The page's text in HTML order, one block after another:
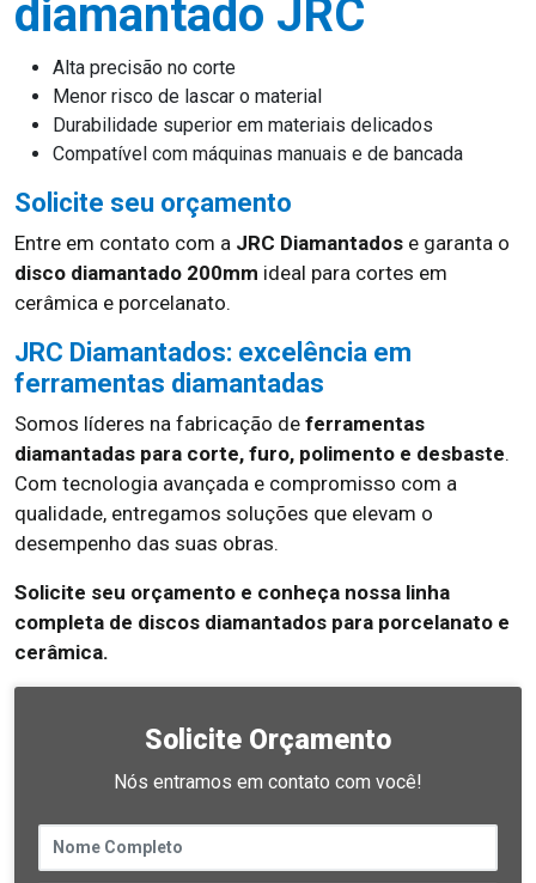
diamantado JRC
Alta precisão no corte
Menor risco de lascar o material
Durabilidade superior em materiais delicados
Compatível com máquinas manuais e de bancada
Solicite seu orçamento
Entre em contato com a JRC Diamantados e garanta o
disco diamantado 200mm ideal para cortes em
cerâmica e porcelanato.
JRC Diamantados: excelência em
ferramentas diamantadas
Somos líderes na fabricação de ferramentas
diamantadas para corte, furo, polimento e desbaste.
Com tecnologia avançada e compromisso com a
qualidade, entregamos soluções que elevam o
desempenho das suas obras.
Solicite seu orçamento e conheça nossa linha
completa de discos diamantados para porcelanato e
cerâmica.
Solicite Orçamento
Nós entramos em contato com você!